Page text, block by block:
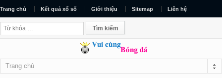
Trang chủ Kết quả xổ số Giới thiệu Sitemap Liên hệ
Trang chủ